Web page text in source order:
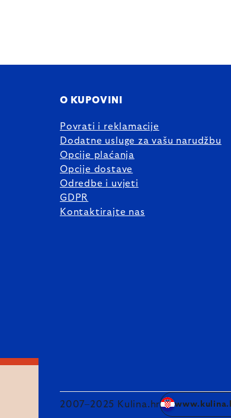
O KUPOVINI
Povrati i reklamacije
Dodatne usluge za vašu narudžbu
Opcije plaćanja
Opcije dostave
Odredbe i uvjeti
GDPR
Kontaktirajte nas
2007–2025 Kulina.hr